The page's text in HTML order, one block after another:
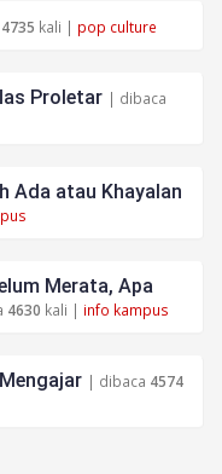
4735 kali | pop culture
Proletar | dibaca
Ada atau Khayalan
Merata, Apa
4630 kali | info kampus
| dibaca 4574